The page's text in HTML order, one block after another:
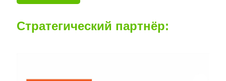
Стратегический партнёр: